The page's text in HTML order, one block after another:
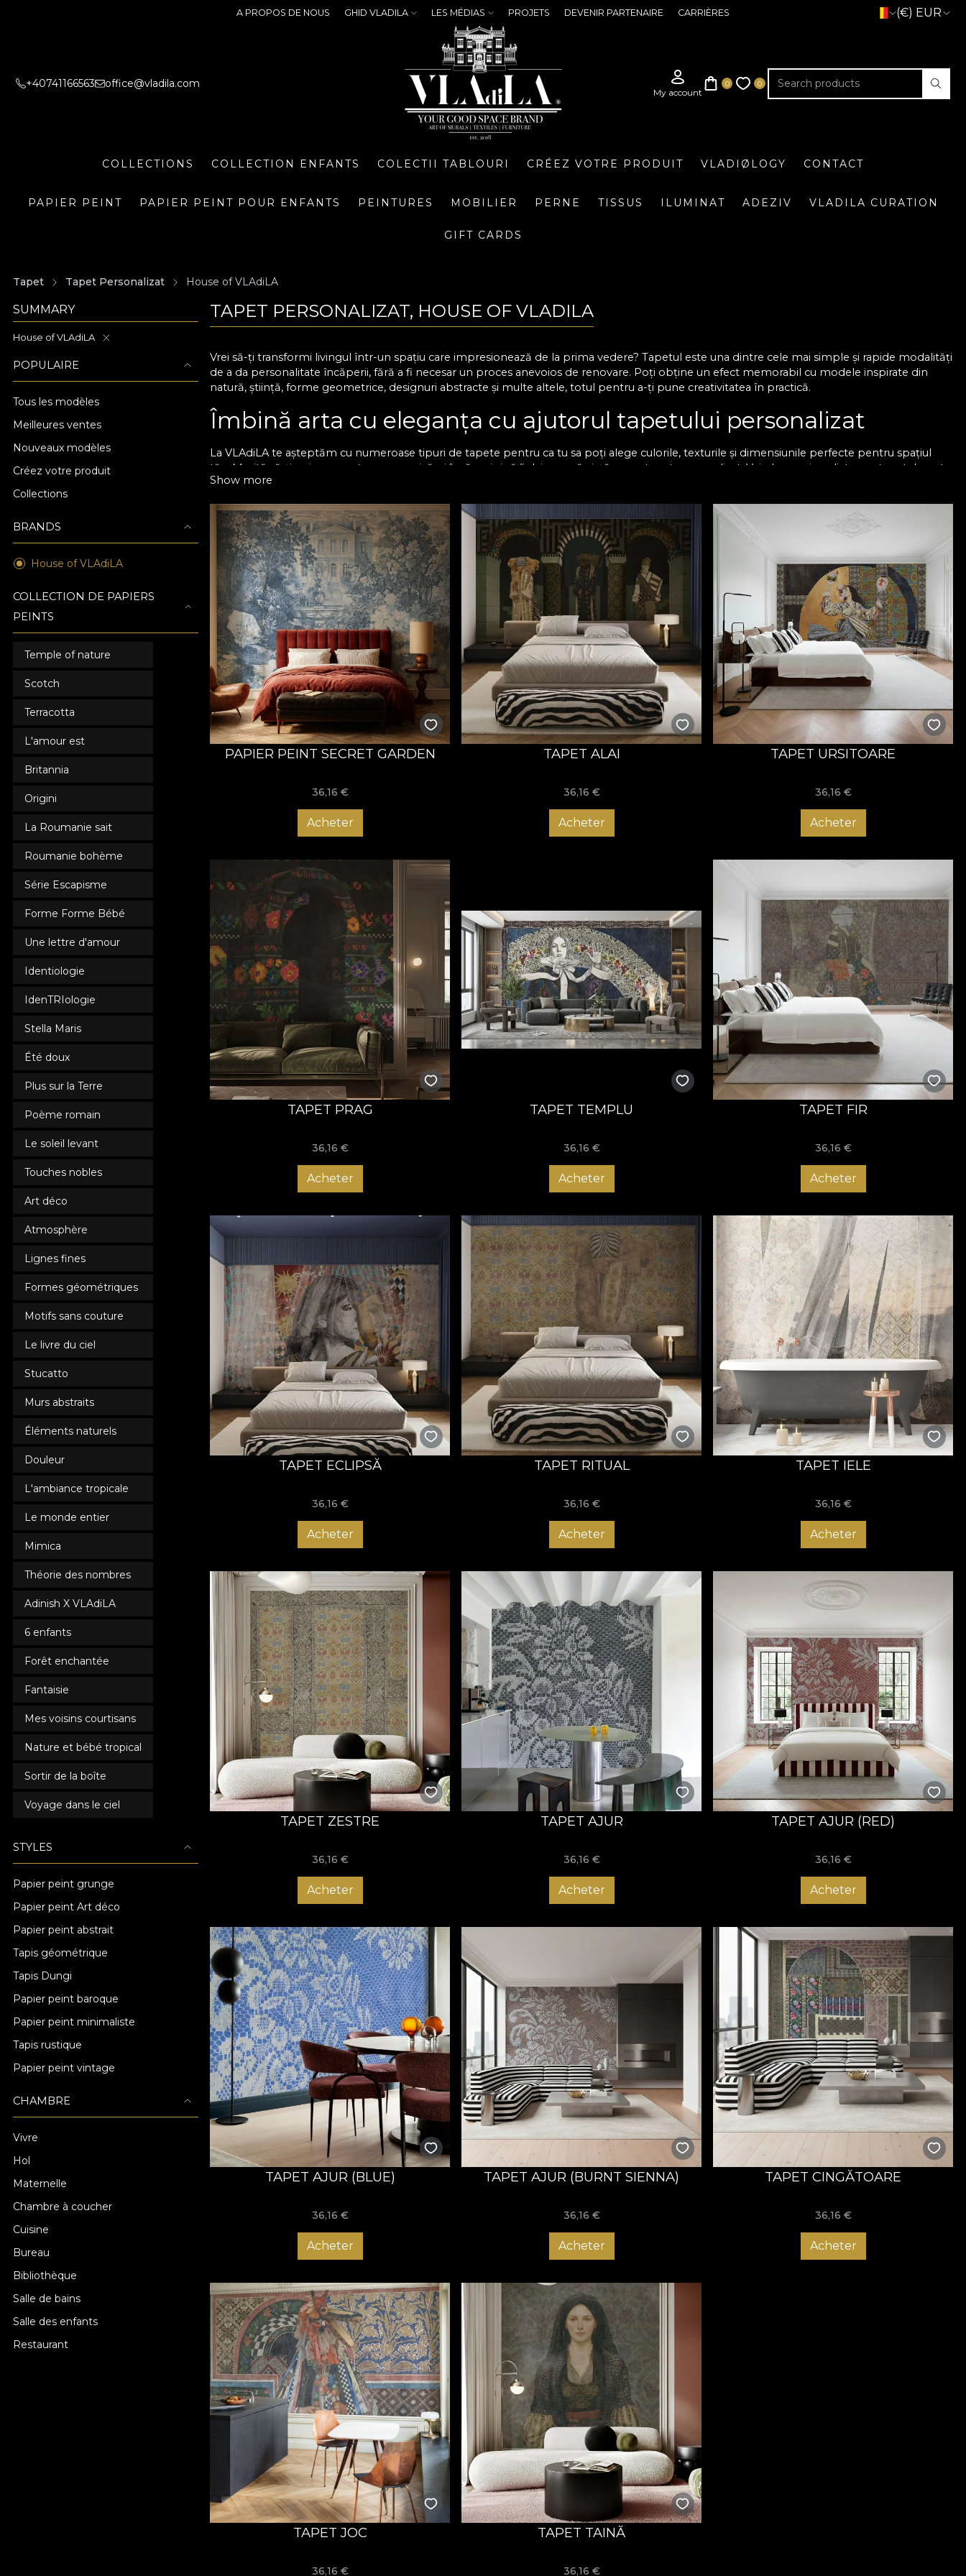
A PROPOS DE NOUS GHID VLADILA LES MÉDIAS PROJETS DEVENIR PARTENAIRE CARRIÈRES (€) EUR
+40741166563 office@vladila.com
COLLECTIONS COLLECTION ENFANTS COLECTII TABLOURI CRÉEZ VOTRE PRODUIT VLADIØLOGY CONTACT
PAPIER PEINT PAPIER PEINT POUR ENFANTS PEINTURES MOBILIER PERNE TISSUS ILUMINAT ADEZIV VLADILA CURATION
GIFT CARDS
Tapet Tapet Personalizat House of VLAdiLA
SUMMARY
House of VLAdiLA
POPULAIRE
Tous les modèles
Meilleures ventes
Nouveaux modèles
Créez votre produit
Collections
BRANDS
House of VLAdiLA
COLLECTION DE PAPIERS
PEINTS
Temple of nature
Scotch
Terracotta
L'amour est
Britannia
Origini
La Roumanie sait
Roumanie bohème
Série Escapisme
Forme Forme Bébé
Une lettre d'amour
Identiologie
IdenTRIologie
Stella Maris
Été doux
Plus sur la Terre
Poème romain
Le soleil levant
Touches nobles
Art déco
Atmosphère
Lignes fines
Formes géométriques
Motifs sans couture
Le livre du ciel
Stucatto
Murs abstraits
Éléments naturels
Douleur
L'ambiance tropicale
Le monde entier
Mimica
Théorie des nombres
Adinish X VLAdiLA
6 enfants
Forêt enchantée
Fantaisie
Mes voisins courtisans
Nature et bébé tropical
Sortir de la boîte
Voyage dans le ciel
STYLES
Papier peint grunge
Papier peint Art déco
Papier peint abstrait
Tapis géométrique
Tapis Dungi
Papier peint baroque
Papier peint minimaliste
Tapis rustique
Papier peint vintage
CHAMBRE
Vivre
Hol
Maternelle
Chambre à coucher
Cuisine
Bureau
Bibliothèque
Salle de bains
Salle des enfants
Restaurant
TAPET PERSONALIZAT, HOUSE OF VLADILA
Vrei să-ți transformi livingul într-un spațiu care impresionează de la prima vedere? Tapetul este una dintre cele mai simple și rapide modalități
de a da personalitate încăperii, fără a fi necesar un proces anevoios de renovare. Poți obține un efect memorabil cu modele inspirate din
natură, știință, forme geometrice, designuri abstracte și multe altele, totul pentru a-ți pune creativitatea în practică.
Îmbină arta cu eleganța cu ajutorul tapetului personalizat
La VLAdiLA te așteptăm cu numeroase tipuri de tapete pentru ca tu sa poți alege culorile, texturile și dimensiunile perfecte pentru spațiul
tău. Merită să-ți pui amprenta asupra oricărei încăperi și să îi dai o nouă viață cu un tapet personalizat. Vei observa imediat cum tapetul poate
schimba complet energia camerei și o poate transforma într-un loc în care vei dori să îți petreci mai mult timp.
Schimbă chiar acum atmosfera din dormitor, living, baie, bucătărie, hol și nu numai, totul printr-o metodă ușor de pus în practică. Produsele
noastre sunt perfecte nu doar pentru mediul rezidențial, ci și pentru magazine, business-uri sau showroom-uri.
Tapetul VLAdiLA îți oferă combinația perfectă între design atractiv și funcționalitate, iar fiecare produs din portofoliul nostru este realizat cu
atenție la detalii pentru a te bucura de rafinament și confort. Tapetul pentru perete este realizat prin folosirea unor tehnologii speciale care
asigură o durată de viață generoasă, rezistență la umezeală, dar și o întreținere facilă.
Personalizarea tapetului pe dimensiunile pereților tăi
De pe site-ul nostru poți alege tapetul pentru perete care să se potrivească exact stilului de amenajare al spațiului tău, fie că este
contemporan, vintage, art deco, abstract, cu forme geometrice și nu numai. Nu există limite cu privire la posibilitățile de personalizare, iar
fiecare comandă reprezintă ocazia perfectă de a crea un decor cu adevărat special. Mai mult, echipa noastră te poate îndruma în alegerea
materialelor și a imprimeurilor, pentru ca rezultatul final să te reprezinte cu adevărat.
Cu tapetele VLAdiLa ai șansa de a transforma orice încăpere într-un spațiu primitor, care invită la socializare și relaxare. Acum este momentul
să alegi tapetul personalizat ideal și să faci primul pas spre noua ta oază de inspirație, așa că descoperă colecțiile noastre!
Show more
PAPIER PEINT SECRET GARDEN
36,16 €
Acheter
TAPET ALAI
36,16 €
Acheter
TAPET URSITOARE
36,16 €
Acheter
TAPET PRAG
36,16 €
Acheter
TAPET TEMPLU
36,16 €
Acheter
TAPET FIR
36,16 €
Acheter
TAPET ECLIPSĂ
36,16 €
Acheter
TAPET RITUAL
36,16 €
Acheter
TAPET IELE
36,16 €
Acheter
TAPET ZESTRE
36,16 €
Acheter
TAPET AJUR
36,16 €
Acheter
TAPET AJUR (RED)
36,16 €
Acheter
TAPET AJUR (BLUE)
36,16 €
Acheter
TAPET AJUR (BURNT SIENNA)
36,16 €
Acheter
TAPET CINGĂTOARE
36,16 €
Acheter
TAPET JOC
36,16 €
TAPET TAINĂ
36,16 €